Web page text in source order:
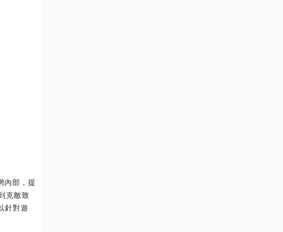
內部，提
克敵致
針對遊